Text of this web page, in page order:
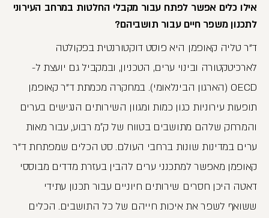
אילו כלים אפשר לפתח עבור מקבלי החלטות במרחב העירוני
לתכנון משפר חיים עבור תושביהם?
ד"ר טליה קאופמן היא פוסט דוקטורנטית בפקולטה
לארכיטקטורה ובינוי ערים, הטכניון, ובמקביל גם יועצת ל-
OECD (הארגון הבינלאומי). במחקרה מכמתת ד"ר קאופמן
תופעות עירוניות כגון כמות ומגוון השירותים הנגישים בערים
והמרחק שלהם מתושבים בטווח של ק״מ רבוע, עבור מאות
ערים במדינות שונות ברחבי העולם. סט הכלים שמפתחת ד"ר
קאופמן מאפשר למתכנני ערים להבין בעזרת מדדים מבוססי
דאטה היכן חסרים שירותים חיוניים עבור תכנון עתידי
ששואף לשפר את איכות חייהם של כל התושבים. הכלים